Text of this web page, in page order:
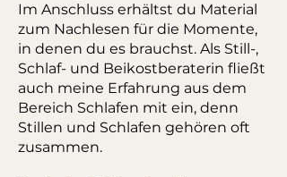
Im Anschluss erhältst du Material
zum Nachlesen für die Momente,
in denen du es brauchst. Als Still-,
Schlaf- und Beikostberaterin fließt
auch meine Erfahrung aus dem
Bereich Schlafen mit ein, denn
Stillen und Schlafen gehören oft
zusammen.